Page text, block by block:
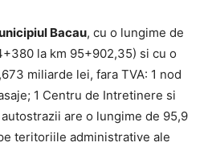
Bacau, cu o lungime de
la km 95+902,35) si cu o
miliarde lei, fara TVA: 1 nod
1 Centru de Intretinere si
are o lungime de 95,9
teritoriile administrative ale